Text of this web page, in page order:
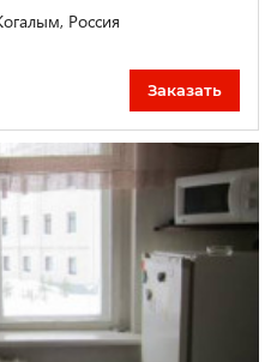
Россия
Заказать